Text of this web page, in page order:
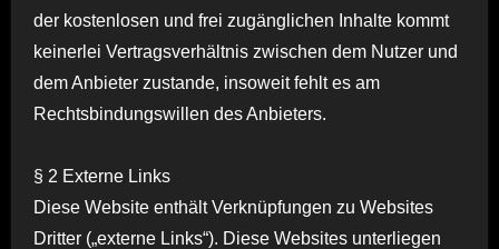
der kostenlosen und frei zugänglichen Inhalte kommt
keinerlei Vertragsverhältnis zwischen dem Nutzer und
dem Anbieter zustande, insoweit fehlt es am
Rechtsbindungswillen des Anbieters.
§ 2 Externe Links
Diese Website enthält Verknüpfungen zu Websites
Dritter („externe Links“). Diese Websites unterliegen